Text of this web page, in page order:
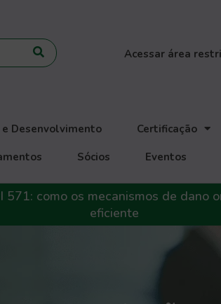
Acessar área
Desenvolvimento
Certificação
Sócios Eventos
como os mecanismos de dano
eficiente